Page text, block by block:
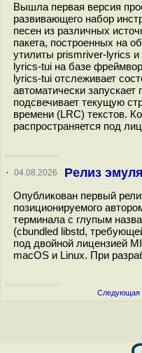
Вышла первая версия
развивающего набор
песен из различных
пакета, построенных на
утилиты prismriver-lyrics и
lyrics-tui на базе
lyrics-tui отслеживает
автоматически запускает
подсвечивает текущую
времени (LRC) текстов.
распространяется под
· 04.08.2026 Релиз
Опубликован первый
позиционируемого
терминала с глупым
(сbundled libstd,
под двойной лицензией
macOS и Linux. При
Следующая